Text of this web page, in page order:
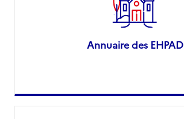
Annuaire des EHPAD